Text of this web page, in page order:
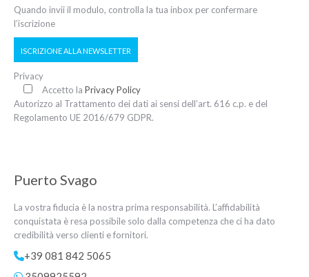
Quando invii il modulo, controlla la tua inbox per confermare
l’iscrizione
ISCRIZIONE ALLA NEWSLETTER
Privacy
Accetto la Privacy Policy
Autorizzo al Trattamento dei dati ai sensi dell’art. 616 c.p. e del
Regolamento UE 2016/679 GDPR.
Puerto Svago
La vostra fiducia è la nostra prima responsabilità. L’affidabilità
conquistata è resa possibile solo dalla competenza che ci ha dato
credibilità verso clienti e fornitori.
+39 081 842 5065